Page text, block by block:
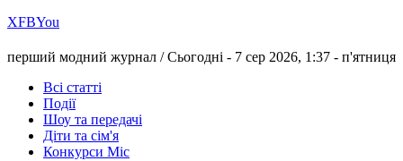
ХFBYou
перший модний журнал /Сьогодні - 7 сер 2026, 1:37 - п'ятниця
Всі статті
Події
Шоу та передачі
Діти та сім'я
Конкурси Міс